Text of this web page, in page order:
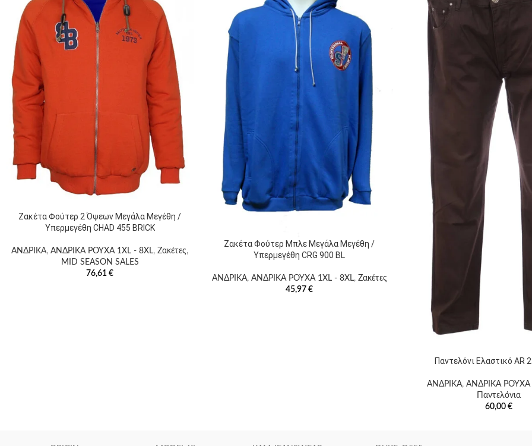
Ζακέτα Φούτερ 2 Όψεων Μεγάλα Μεγέθη /
Υπερμεγέθη CHAD 455 BRICK
ΑΝΔΡΙΚΑ, ΑΝΔΡΙΚΑ ΡΟΥΧΑ 1XL - 8XL, Ζακέτες,
MID SEASON SALES
76,61 €
Ζακέτα Φούτερ Μπλε Μεγάλα Μεγέθη /
Υπερμεγέθη CRG 900 BL
ΑΝΔΡΙΚΑ, ΑΝΔΡΙΚΑ ΡΟΥΧΑ 1XL - 8XL, Ζακέτες
45,97 €
Παντελόνι Ελαστικό AR
ΑΝΔΡΙΚΑ, ΑΝΔΡΙΚΑ ΡΟΥΧΑ
Παντελόνια
60,00 €